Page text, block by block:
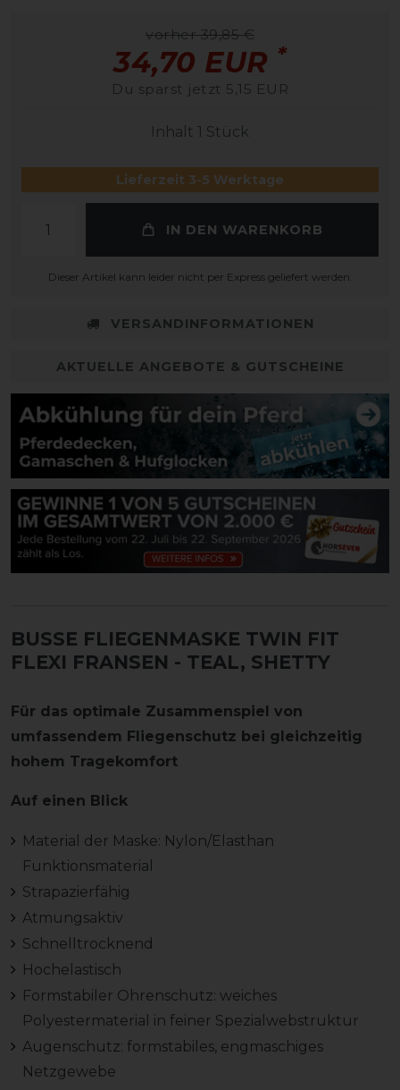
vorher 39,85 €
34,70 EUR *
Du sparst jetzt 5,15 EUR
Inhalt 1 Stück
Lieferzeit 3-5 Werktage
IN DEN WARENKORB
Dieser Artikel kann leider nicht per Express geliefert werden.
VERSANDINFORMATIONEN
AKTUELLE ANGEBOTE & GUTSCHEINE
BUSSE FLIEGENMASKE TWIN FIT
FLEXI FRANSEN - TEAL, SHETTY
Für das optimale Zusammenspiel von
umfassendem Fliegenschutz bei gleichzeitig
hohem Tragekomfort
Auf einen Blick
Material der Maske: Nylon/Elasthan
Funktionsmaterial
Strapazierfähig
Atmungsaktiv
Schnelltrocknend
Hochelastisch
Formstabiler Ohrenschutz: weiches
Polyestermaterial in feiner Spezialwebstruktur
Augenschutz: formstabiles, engmaschiges
Netzgewebe